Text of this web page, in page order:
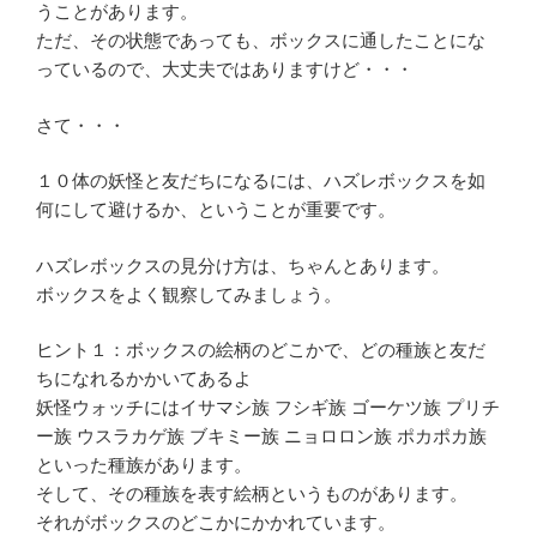
うことがあります。
ただ、その状態であっても、ボックスに通したことにな
っているので、大丈夫ではありますけど・・・
さて・・・
１０体の妖怪と友だちになるには、ハズレボックスを如
何にして避けるか、ということが重要です。
ハズレボックスの見分け方は、ちゃんとあります。
ボックスをよく観察してみましょう。
ヒント１：ボックスの絵柄のどこかで、どの種族と友だ
ちになれるかかいてあるよ
妖怪ウォッチにはイサマシ族 フシギ族 ゴーケツ族 プリチ
ー族 ウスラカゲ族 ブキミー族 ニョロロン族 ポカポカ族
といった種族があります。
そして、その種族を表す絵柄というものがあります。
それがボックスのどこかにかかれています。